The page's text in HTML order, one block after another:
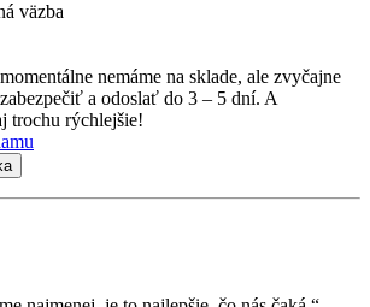
väzba
nemáme na sklade, ale zvyčajne
a odoslať do 3 – 5 dní. A
trochu rýchlejšie!